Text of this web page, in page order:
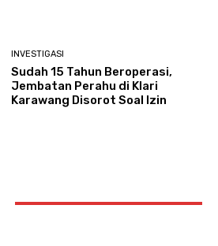
INVESTIGASI
Sudah 15 Tahun Beroperasi,
Jembatan Perahu di Klari
Karawang Disorot Soal Izin